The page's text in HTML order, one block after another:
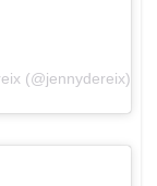
(@jennydereix)